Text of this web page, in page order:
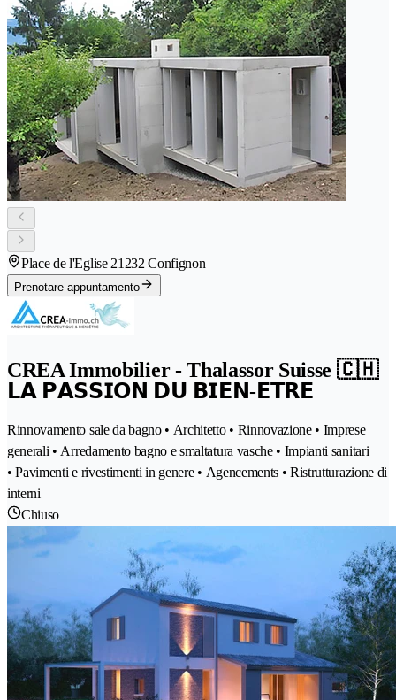
Place de l'Eglise 21232 Confignon
Prenotare appuntamento
CREA Immobilier - Thalassor Suisse 🇨🇭
𝗟𝗔 𝗣𝗔𝗦𝗦𝗜𝗢𝗡 𝗗𝗨 𝗕𝗜𝗘𝗡-𝗘𝗧𝗥𝗘
Rinnovamento sale da bagno • Architetto • Rinnovazione • Imprese
generali • Arredamento bagno e smaltatura vasche • Impianti sanitari
• Pavimenti e rivestimenti in genere • Agencements • Ristrutturazione di
interni
Chiuso